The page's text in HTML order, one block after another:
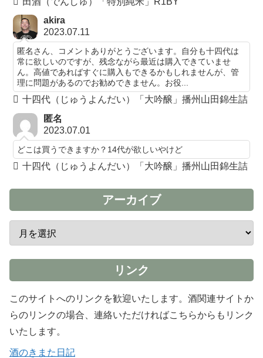
akira
2023.07.11
匿名さん、コメントありがとうございます。自分も十四代は
常に欲しいのですが、残念ながら最近は購入できていませ
ん。高値であればすぐに購入もできるかもしれませんが、管
理に問題があるのでお勧めできません。お役...
十四代（じゅうよんだい）「大吟醸」播州山田錦生詰
匿名
2023.07.01
どこは買うできますか？14代が欲しいやけど
十四代（じゅうよんだい）「大吟醸」播州山田錦生詰
アーカイブ
リンク
このサイトへのリンクを歓迎いたします。酒関連サイトか
らのリンクの場合、連絡いただければこちらからもリンク
いたします。
酒のきまた日記